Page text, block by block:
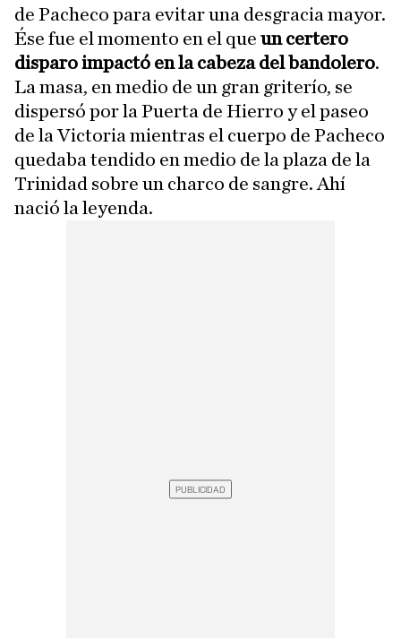
de Pacheco para evitar una desgracia mayor.
Ése fue el momento en el que un certero
disparo impactó en la cabeza del bandolero.
La masa, en medio de un gran griterío, se
dispersó por la Puerta de Hierro y el paseo
de la Victoria mientras el cuerpo de Pacheco
quedaba tendido en medio de la plaza de la
Trinidad sobre un charco de sangre. Ahí
nació la leyenda.